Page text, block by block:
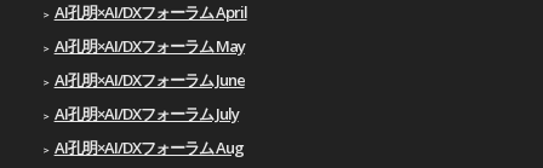
AI孔明×AI/DXフォーラム April
AI孔明×AI/DXフォーラム May
AI孔明×AI/DXフォーラム June
AI孔明×AI/DXフォーラム July
AI孔明×AI/DXフォーラム Aug